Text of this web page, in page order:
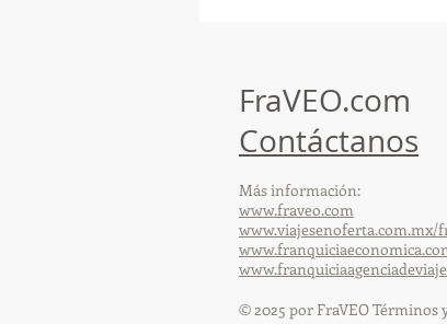
FraVEO.com
Contáctanos
Más información:
www.fraveo.com
www.viajesenoferta.com.mx/
© 2025 por FraVEO Términos